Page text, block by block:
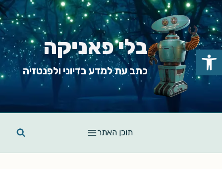
Skip
to
content
בלי פאניקה
כתב עת למדע בדיוני ולפנטזיה
תוכן האתר
פתח סרגל נגישות